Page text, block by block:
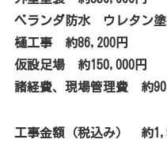
ベランダ防水 ウレタン
樋工事 約86,200円
仮設足場 約150,000円
諸経費、現場管理費 約
工事金額（税込み） 約